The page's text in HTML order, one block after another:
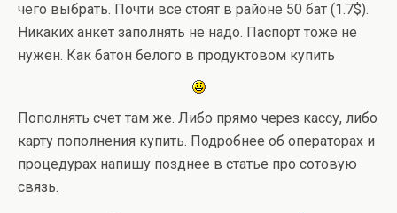
чего выбрать. Почти все стоят в районе 50 бат (1.7$).
Никаких анкет заполнять не надо. Паспорт тоже не
нужен. Как батон белого в продуктовом купить
Пополнять счет там же. Либо прямо через кассу, либо
карту пополнения купить. Подробнее об операторах и
процедурах напишу позднее в статье про сотовую
связь.